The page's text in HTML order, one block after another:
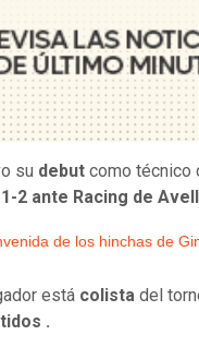
su debut como técnico
2 ante Racing de
de los hinchas de
está colista del
.